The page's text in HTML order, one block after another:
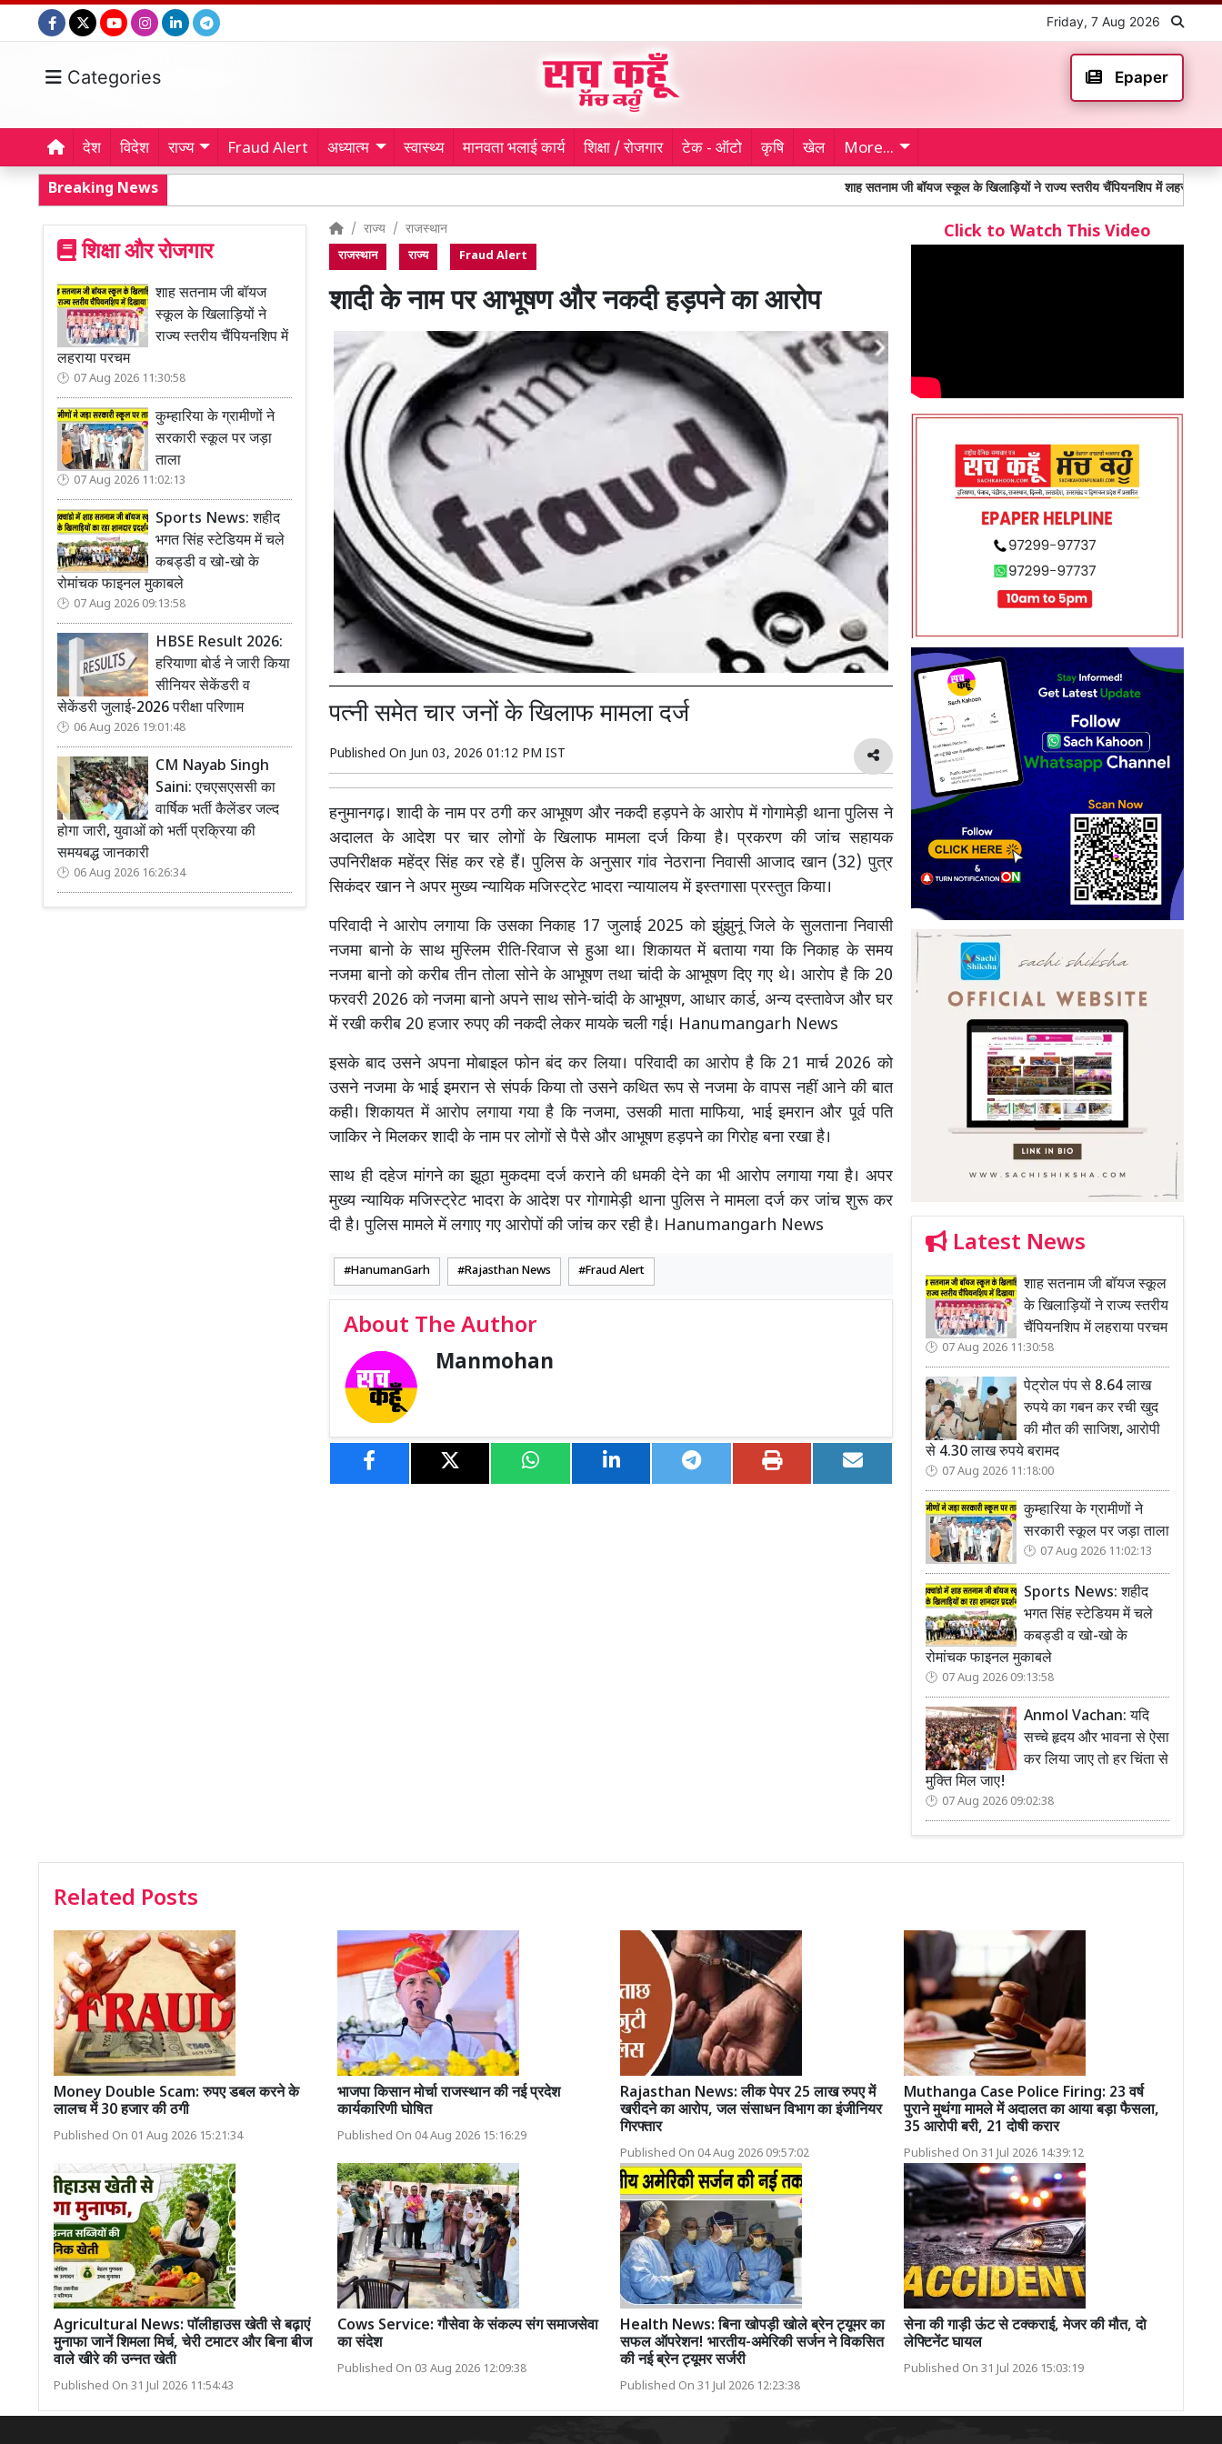
Friday, 7 Aug 2026
Categories Epaper
देश विदेश राज्य Fraud Alert अध्यात्म स्वास्थ्य मानवता भलाई कार्य शिक्षा / रोजगार टेक - ऑटो कृषि खेल More...
Breaking News शाह सतनाम जी बॉयज स्कूल के खिलाड़ियों ने राज्य स्तरीय चैंपियनशिप में लहराया परचम
शिक्षा और रोजगार
शाह सतनाम जी बॉयज
स्कूल के खिलाड़ियों ने
राज्य स्तरीय चैंपियनशिप में
लहराया परचम
07 Aug 2026 11:30:58
कुम्हारिया के ग्रामीणों ने
सरकारी स्कूल पर जड़ा
ताला
07 Aug 2026 11:02:13
Sports News: शहीद
भगत सिंह स्टेडियम में चले
कबड्डी व खो-खो के
रोमांचक फाइनल मुकाबले
07 Aug 2026 09:13:58
HBSE Result 2026:
हरियाणा बोर्ड ने जारी किया
सीनियर सेकेंडरी व
सेकेंडरी जुलाई-2026 परीक्षा परिणाम
06 Aug 2026 19:01:48
CM Nayab Singh
Saini: एचएसएससी का
वार्षिक भर्ती कैलेंडर जल्द
होगा जारी, युवाओं को भर्ती प्रक्रिया की
समयबद्ध जानकारी
06 Aug 2026 16:26:34
राज्य राजस्थान
राजस्थान राज्य Fraud Alert
शादी के नाम पर आभूषण और नकदी हड़पने का आरोप
पत्नी समेत चार जनों के खिलाफ मामला दर्ज
Published On Jun 03, 2026 01:12 PM IST
हनुमानगढ़। शादी के नाम पर ठगी कर आभूषण और नकदी हड़पने के आरोप में गोगामेड़ी थाना पुलिस ने
अदालत के आदेश पर चार लोगों के खिलाफ मामला दर्ज किया है। प्रकरण की जांच सहायक
उपनिरीक्षक महेंद्र सिंह कर रहे हैं। पुलिस के अनुसार गांव नेठराना निवासी आजाद खान (32) पुत्र
सिकंदर खान ने अपर मुख्य न्यायिक मजिस्ट्रेट भादरा न्यायालय में इस्तगासा प्रस्तुत किया।
परिवादी ने आरोप लगाया कि उसका निकाह 17 जुलाई 2025 को झुंझुनूं जिले के सुलताना निवासी
नजमा बानो के साथ मुस्लिम रीति-रिवाज से हुआ था। शिकायत में बताया गया कि निकाह के समय
नजमा बानो को करीब तीन तोला सोने के आभूषण तथा चांदी के आभूषण दिए गए थे। आरोप है कि 20
फरवरी 2026 को नजमा बानो अपने साथ सोने-चांदी के आभूषण, आधार कार्ड, अन्य दस्तावेज और घर
में रखी करीब 20 हजार रुपए की नकदी लेकर मायके चली गई। Hanumangarh News
इसके बाद उसने अपना मोबाइल फोन बंद कर लिया। परिवादी का आरोप है कि 21 मार्च 2026 को
उसने नजमा के भाई इमरान से संपर्क किया तो उसने कथित रूप से नजमा के वापस नहीं आने की बात
कही। शिकायत में आरोप लगाया गया है कि नजमा, उसकी माता माफिया, भाई इमरान और पूर्व पति
जाकिर ने मिलकर शादी के नाम पर लोगों से पैसे और आभूषण हड़पने का गिरोह बना रखा है।
साथ ही दहेज मांगने का झूठा मुकदमा दर्ज कराने की धमकी देने का भी आरोप लगाया गया है। अपर
मुख्य न्यायिक मजिस्ट्रेट भादरा के आदेश पर गोगामेड़ी थाना पुलिस ने मामला दर्ज कर जांच शुरू कर
दी है। पुलिस मामले में लगाए गए आरोपों की जांच कर रही है। Hanumangarh News
HanumanGarh Rajasthan News Fraud Alert
About The Author
Manmohan
Click to Watch This Video
Latest News
शाह सतनाम जी बॉयज स्कूल
के खिलाड़ियों ने राज्य स्तरीय
चैंपियनशिप में लहराया परचम
07 Aug 2026 11:30:58
पेट्रोल पंप से 8.64 लाख
रुपये का गबन कर रची खुद
की मौत की साजिश, आरोपी
से 4.30 लाख रुपये बरामद
07 Aug 2026 11:18:00
कुम्हारिया के ग्रामीणों ने
सरकारी स्कूल पर जड़ा ताला
07 Aug 2026 11:02:13
Sports News: शहीद
भगत सिंह स्टेडियम में चले
कबड्डी व खो-खो के
रोमांचक फाइनल मुकाबले
07 Aug 2026 09:13:58
Anmol Vachan: यदि
सच्चे हृदय और भावना से ऐसा
कर लिया जाए तो हर चिंता से
मुक्ति मिल जाए!
07 Aug 2026 09:02:38
Related Posts
Money Double Scam: रुपए डबल करने के
लालच में 30 हजार की ठगी
Published On 01 Aug 2026 15:21:34
भाजपा किसान मोर्चा राजस्थान की नई प्रदेश
कार्यकारिणी घोषित
Published On 04 Aug 2026 15:16:29
Rajasthan News: लीक पेपर 25 लाख रुपए में
खरीदने का आरोप, जल संसाधन विभाग का इंजीनियर
गिरफ्तार
Published On 04 Aug 2026 09:57:02
Muthanga Case Police Firing: 23 वर्ष
पुराने मुथंगा मामले में अदालत का आया बड़ा फैसला,
35 आरोपी बरी, 21 दोषी करार
Published On 31 Jul 2026 14:39:12
Agricultural News: पॉलीहाउस खेती से बढ़ाएं
मुनाफा जानें शिमला मिर्च, चेरी टमाटर और बिना बीज
वाले खीरे की उन्नत खेती
Published On 31 Jul 2026 11:54:43
Cows Service: गौसेवा के संकल्प संग समाजसेवा
का संदेश
Published On 03 Aug 2026 12:09:38
Health News: बिना खोपड़ी खोले ब्रेन ट्यूमर का
सफल ऑपरेशन! भारतीय-अमेरिकी सर्जन ने विकसित
की नई ब्रेन ट्यूमर सर्जरी
Published On 31 Jul 2026 12:23:38
सेना की गाड़ी ऊंट से टक्कराई, मेजर की मौत, दो
लेफ्टिनेंट घायल
Published On 31 Jul 2026 15:03:19